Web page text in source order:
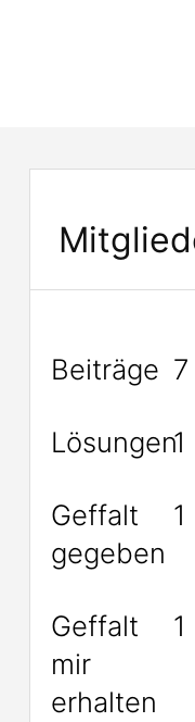
Beiträge 7
Lösungen1
Geffalt
gegeben
1
Geffalt
mir
erhalten
1